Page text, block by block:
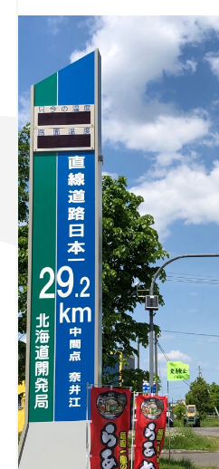
Series
Campaign
人気のハッシュタグ
スズキ ジムニー｜Suzuki Jimny
マツダ｜Mazda
マツダ ロー